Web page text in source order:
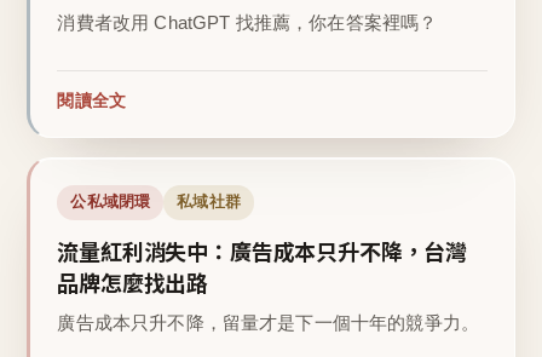
消費者改用 ChatGPT 找推薦，你在答案裡嗎？
閱讀全文
公私域閉環 私域社群
流量紅利消失中：廣告成本只升不降，台灣
品牌怎麼找出路
廣告成本只升不降，留量才是下一個十年的競爭力。